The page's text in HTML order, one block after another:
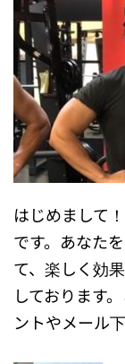
はじめまして
です。あなた
て、楽しく効
しております
ントやメール